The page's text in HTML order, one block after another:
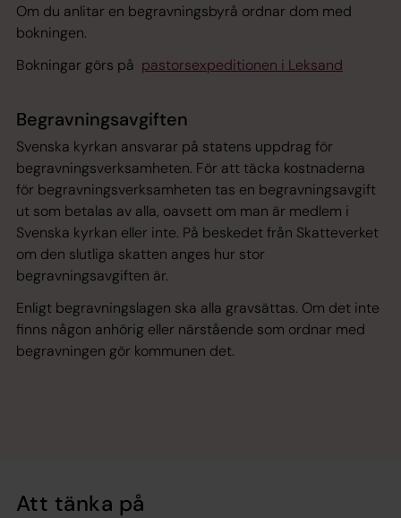
Om du anlitar en begravningsbyrå ordnar dom med
bokningen.
Bokningar görs på pastorsexpeditionen i Leksand
Begravningsavgiften
Svenska kyrkan ansvarar på statens uppdrag för
begravningsverksamheten. För att täcka kostnaderna
för begravningsverksamheten tas en begravningsavgift
ut som betalas av alla, oavsett om man är medlem i
Svenska kyrkan eller inte. På beskedet från Skatteverket
om den slutliga skatten anges hur stor
begravningsavgiften är.
Enligt begravningslagen ska alla gravsättas. Om det inte
finns någon anhörig eller närstående som ordnar med
begravningen gör kommunen det.
Att tänka på